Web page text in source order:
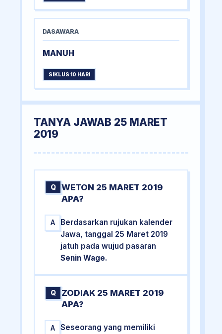
DASAWARA
MANUH
SIKLUS 10 HARI
TANYA JAWAB 25 MARET
2019
Q
WETON 25 MARET 2019
APA?
A
Berdasarkan rujukan kalender
Jawa, tanggal 25 Maret 2019
jatuh pada wujud pasaran
Senin Wage.
Q
ZODIAK 25 MARET 2019
APA?
A
Seseorang yang memiliki